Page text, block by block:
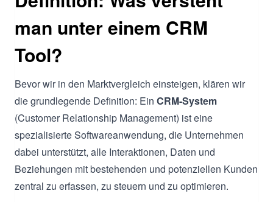
man unter einem CRM
Tool?
Bevor wir in den Marktvergleich einsteigen, klären wir
die grundlegende Definition: Ein CRM-System
(Customer Relationship Management) ist eine
spezialisierte Softwareanwendung, die Unternehmen
dabei unterstützt, alle Interaktionen, Daten und
Beziehungen mit bestehenden und potenziellen Kunden
zentral zu erfassen, zu steuern und zu optimieren.